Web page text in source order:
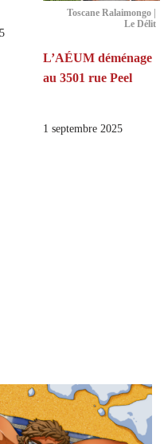
Toscane Ralaimongo |
Le Délit
L’AÉUM déménage
au 3501 rue Peel
1 septembre 2025